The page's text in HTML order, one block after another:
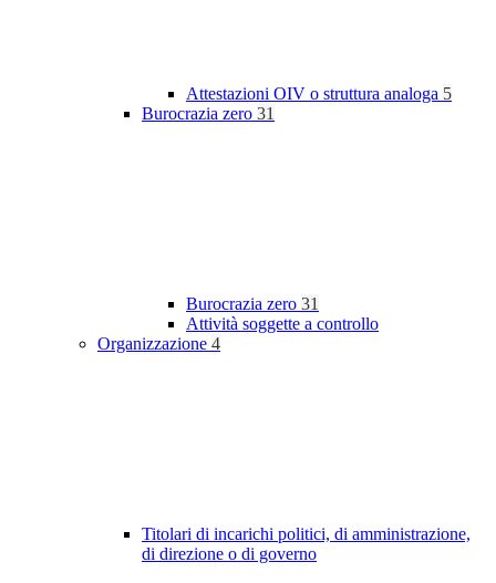
Attestazioni OIV o struttura analoga 5
Burocrazia zero 31
Burocrazia zero 31
Attività soggette a controllo
Organizzazione 4
Titolari di incarichi politici, di amministrazione,
di direzione o di governo